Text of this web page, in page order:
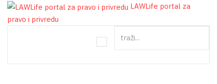
LAWLife portal za
pravo i privredu